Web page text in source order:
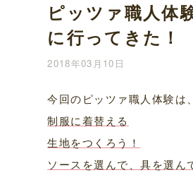
ピッツァ職人体
に行ってきた！
2018年03月10日
今回のピッツァ職人体験は
制服に着替える
生地をつくろう！
ソースを選んで、具を選ん